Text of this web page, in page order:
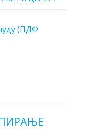
(ПДФ